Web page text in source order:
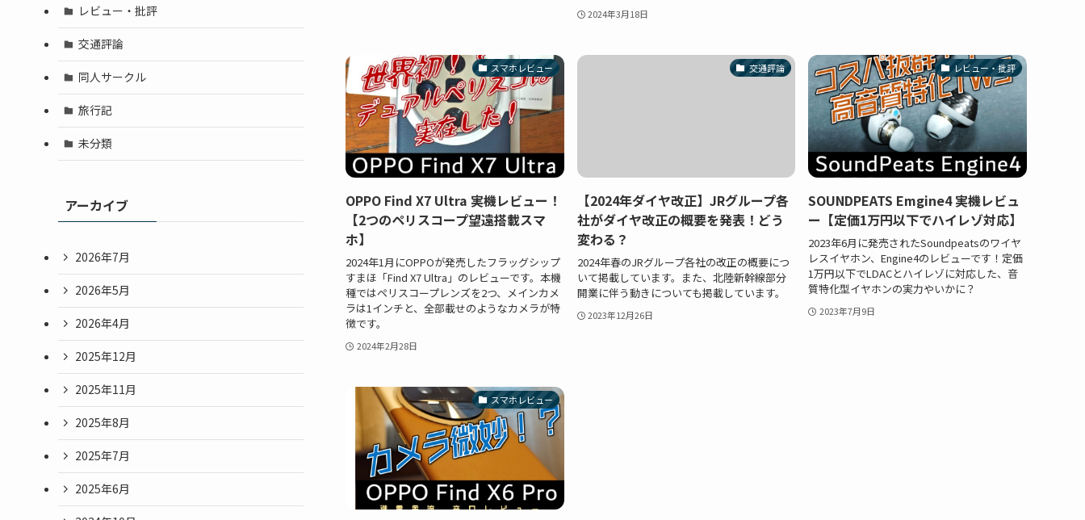
2024年3月18日
スマホレビュー
OPPO Find X7 Ultra 実機レビュー！
【2つのペリスコープ望遠搭載スマ
ホ】
2024年1月にOPPOが発売したフラッグシップ
すまほ「Find X7 Ultra」のレビューです。本機
種ではペリスコープレンズを2つ、メインカメ
ラは1インチと、全部載せのようなカメラが特
徴です。
2024年2月28日
交通評論
【2024年ダイヤ改正】JRグループ各
社がダイヤ改正の概要を発表！どう
変わる？
2024年春のJRグループ各社の改正の概要につ
いて掲載しています。また、北陸新幹線部分
開業に伴う動きについても掲載しています。
2023年12月26日
レビュー・批評
SOUNDPEATS Emgine4 実機レビュ
ー【定価1万円以下でハイレゾ対応】
2023年6月に発売されたSoundpeatsのワイヤ
レスイヤホン、Engine4のレビューです！定価
1万円以下でLDACとハイレゾに対応した、音
質特化型イヤホンの実力やいかに？
2023年7月9日
スマホレビュー
レビュー・批評
交通評論
同人サークル
旅行記
未分類
アーカイブ
2026年7月
2026年5月
2026年4月
2025年12月
2025年11月
2025年8月
2025年7月
2025年6月